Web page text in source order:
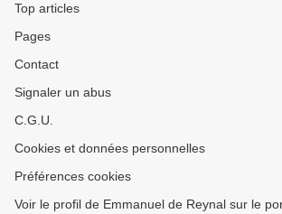
Top articles
Pages
Contact
Signaler un abus
C.G.U.
Cookies et données personnelles
Préférences cookies
Voir le profil de Emmanuel de Reynal sur le